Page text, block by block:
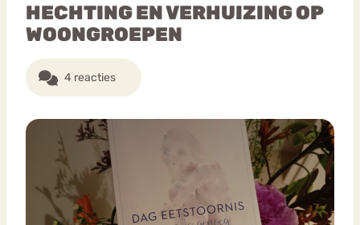
HECHTING EN VERHUIZING OP
WOONGROEPEN
4 reacties